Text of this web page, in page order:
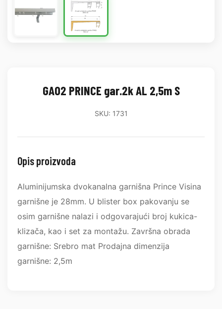
GA02 PRINCE gar.2k AL 2,5m S
SKU: 1731
Opis proizvoda
Aluminijumska dvokanalna garnišna Prince Visina
garnišne je 28mm. U blister box pakovanju se
osim garnišne nalazi i odgovarajući broj kukica-
klizača, kao i set za montažu. Završna obrada
garnišne: Srebro mat Prodajna dimenzija
garnišne: 2,5m